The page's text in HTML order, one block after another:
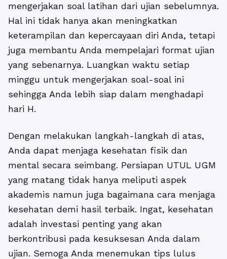
mengerjakan soal latihan dari ujian sebelumnya.
Hal ini tidak hanya akan meningkatkan
keterampilan dan kepercayaan diri Anda, tetapi
juga membantu Anda mempelajari format ujian
yang sebenarnya. Luangkan waktu setiap
minggu untuk mengerjakan soal-soal ini
sehingga Anda lebih siap dalam menghadapi
hari H.
Dengan melakukan langkah-langkah di atas,
Anda dapat menjaga kesehatan fisik dan
mental secara seimbang. Persiapan UTUL UGM
yang matang tidak hanya meliputi aspek
akademis namun juga bagaimana cara menjaga
kesehatan demi hasil terbaik. Ingat, kesehatan
adalah investasi penting yang akan
berkontribusi pada kesuksesan Anda dalam
ujian. Semoga Anda menemukan tips lulus